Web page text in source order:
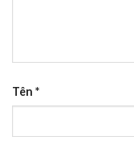
Tên *